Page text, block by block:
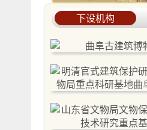
下设机构